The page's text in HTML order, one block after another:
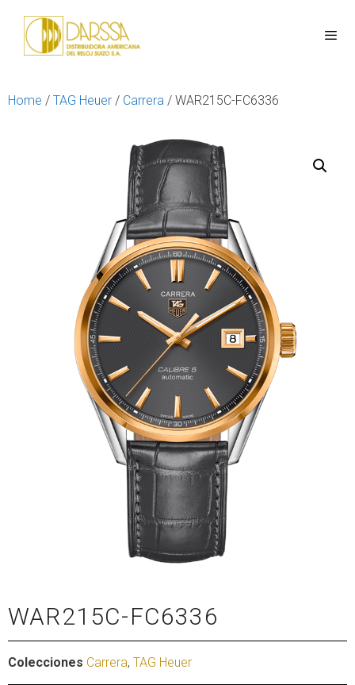
Home / TAG Heuer / Carrera / WAR215C-FC6336
WAR215C-FC6336
Colecciones Carrera, TAG Heuer